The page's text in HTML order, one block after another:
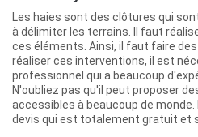
Les haies sont des clôtures qui
à délimiter les terrains. Il faut
ces éléments. Ainsi, il faut faire
réaliser ces interventions, il est
professionnel qui a beaucoup
N'oubliez pas qu'il peut proposer
accessibles à beaucoup de
devis qui est totalement gratuit et